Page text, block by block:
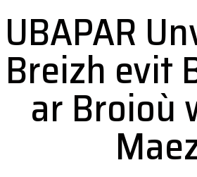
UBAPAR
Breizh evit
ar Broioù